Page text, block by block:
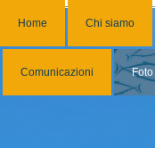
Home Chi siamo
Comunicazioni